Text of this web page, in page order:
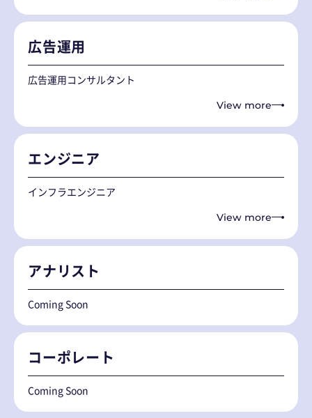
広告運用
広告運用コンサルタント
View more
エンジニア
インフラエンジニア
View more
アナリスト
Coming Soon
コーポレート
Coming Soon